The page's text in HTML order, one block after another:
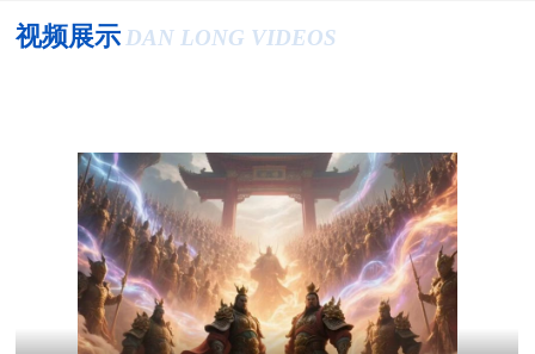
视频展示 DAN LONG VIDEOS